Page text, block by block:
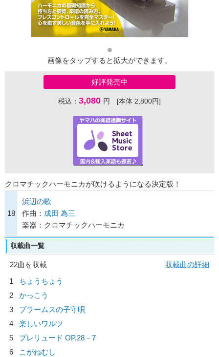
画像をタップすると拡大ができます。
好評発売中
税込： 3,080 円 [本体 2,800円]
クロマチックハーモニカが吹けるようになる決定版！
18
浜辺の歌
作曲： 成田 為三
楽器：クロマチックハーモニカ
収載曲一覧
22曲を収載
収載曲の詳細
1
ちょうちょう
2
かっこう
3
ブラームスの子守唄
4
楽しいワルツ
5
プレリュード OP.28－7
6
こがねむし